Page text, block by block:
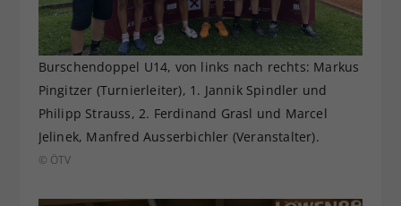
Burschendoppel U14, von links nach rechts: Markus
Pingitzer (Turnierleiter), 1. Jannik Spindler und
Philipp Strauss, 2. Ferdinand Grasl und Marcel
Jelinek, Manfred Ausserbichler (Veranstalter).
© ÖTV